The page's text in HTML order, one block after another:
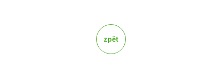
zpět